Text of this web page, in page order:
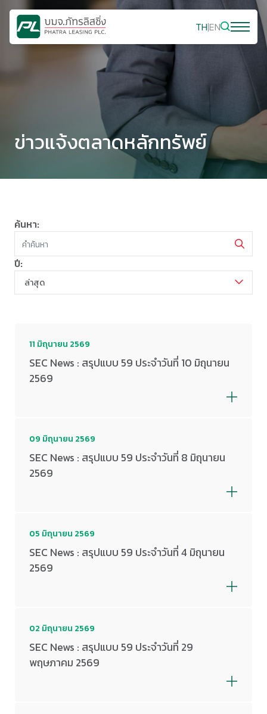
TH|EN
ข่าวแจ้งตลาดหลักทรัพย์
ค้นหา:
ปี:
ล่าสุด
11 มิถุนายน 2569
SEC News : สรุปแบบ 59 ประจำวันที่ 10 มิถุนายน
2569
09 มิถุนายน 2569
SEC News : สรุปแบบ 59 ประจำวันที่ 8 มิถุนายน
2569
05 มิถุนายน 2569
SEC News : สรุปแบบ 59 ประจำวันที่ 4 มิถุนายน
2569
02 มิถุนายน 2569
SEC News : สรุปแบบ 59 ประจำวันที่ 29
พฤษภาคม 2569